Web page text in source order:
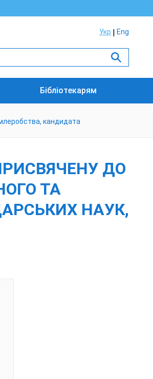
Укр Eng
Бібліотекарям
кандидата
ДО
ТА
НАУК,